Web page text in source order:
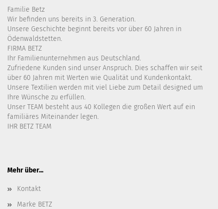
Familie Betz
Wir befinden uns bereits in 3. Generation.
Unsere Geschichte beginnt bereits vor über 60 Jahren in
Ödenwaldstetten.
FIRMA BETZ
Ihr Familienunternehmen aus Deutschland.
Zufriedene Kunden sind unser Anspruch. Dies schaffen wir seit
über 60 Jahren mit Werten wie Qualität und Kundenkontakt.
Unsere Textilien werden mit viel Liebe zum Detail designed um
Ihre Wünsche zu erfüllen.
Unser TEAM besteht aus 40 Kollegen die großen Wert auf ein
familiäres Miteinander legen.
IHR BETZ TEAM
Mehr über...
Kontakt
Marke BETZ